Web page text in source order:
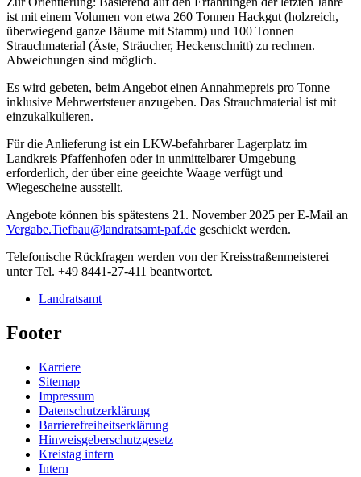
ist mit einem Volumen von etwa 260 Tonnen Hackgut (holzreich,
überwiegend ganze Bäume mit Stamm) und 100 Tonnen
Strauchmaterial (Äste, Sträucher, Heckenschnitt) zu rechnen.
Abweichungen sind möglich.
Es wird gebeten, beim Angebot einen Annahmepreis pro Tonne
inklusive Mehrwertsteuer anzugeben. Das Strauchmaterial ist mit
einzukalkulieren.
Für die Anlieferung ist ein LKW-befahrbarer Lagerplatz im
Landkreis Pfaffenhofen oder in unmittelbarer Umgebung
erforderlich, der über eine geeichte Waage verfügt und
Wiegescheine ausstellt.
Angebote können bis spätestens 21. November 2025 per E-Mail an
Vergabe.Tiefbau@landratsamt-paf.de geschickt werden.
Telefonische Rückfragen werden von der Kreisstraßenmeisterei
unter Tel. +49 8441-27-411 beantwortet.
Landratsamt
Footer
Karriere
Sitemap
Impressum
Datenschutzerklärung
Barrierefreiheitserklärung
Hinweisgeberschutzgesetz
Kreistag intern
Intern